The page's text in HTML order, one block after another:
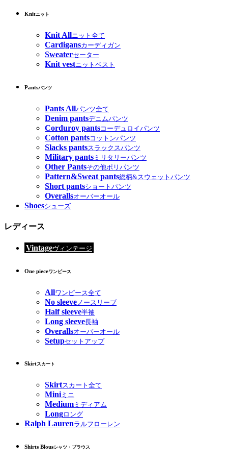
Knitニット
Knit Allニット全て
Cardigansカーディガン
Sweaterセーター
Knit vestニットベスト
Pantsパンツ
Pants Allパンツ全て
Denim pantsデニムパンツ
Corduroy pantsコーデュロイパンツ
Cotton pantsコットンパンツ
Slacks pantsスラックスパンツ
Military pants ミリタリーパンツ
Other Pantsその他ポリパンツ
Pattern&Sweat pants総柄&スウェットパンツ
Short pantsショートパンツ
Overallsオーバーオール
Shoesシューズ
レディース
Vintageヴィンテージ
One pieceワンピース
Allワンピース全て
No sleeve ノースリーブ
Half sleeve半袖
Long sleeve長袖
Overallsオーバーオール
Setupセットアップ
Skirtスカート
Skirtスカート全て
Miniミニ
Medium ミディアム
Longロング
Ralph Laurenラルフローレン
Shirts Blousシャツ・ブラウス